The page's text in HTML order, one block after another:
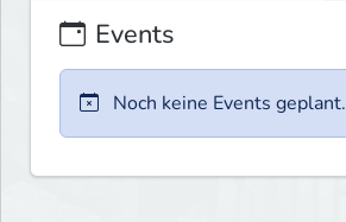
Events
Noch keine Events geplant.